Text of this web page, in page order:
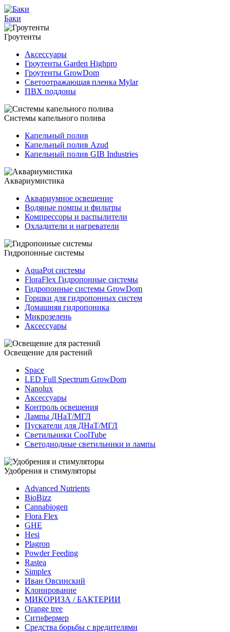
Баки
Гроутенты
Аксессуары
Гроутенты Garden Highpro
Гроутенты GrowDom
Светоотражающая пленка Mylar
ПВХ поддоны
Системы капельного полива
Капельный полив
Капельный полив Azud
Капельный полив GIB Industries
Аквариумистика
Аквариумное освещение
Водяные помпы и фильтры
Компрессоры и распылители
Охладители и нагреватели
Гидропонные системы
AquaPot системы
FloraFlex Гидропонные системы
Гидропонные системы GrowDom
Горшки для гидропонных систем
Домашняя гидропоника
Микрозелень
Аксессуары
Освещение для растений
Space
LED Full Spectrum GrowDom
Nanolux
Аксессуары
Контроль освещения
Лампы ДНаТ/МГЛ
Пускатели для ДНаТ/МГЛ
Светильники CoolTube
Светодиодные светильники и лампы
Удобрения и стимуляторы
Advanced Nutrients
BioBizz
Cannabiogen
Flora Flex
GHE
Hesi
Plagron
Powder Feeding
Rastea
Simplex
Иван Овсинский
Клонирование
МИКОРИЗА / БАКТЕРИИ
Оrange tree
Ситифермер
Средства борьбы с вредителями